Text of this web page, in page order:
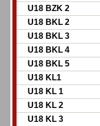
U18 BZK 2
U18 BKL 2
U18 BKL 3
U18 BKL 4
U18 BKL 5
U18 KL1
U18 KL 1
U18 KL 2
U18 KL 3